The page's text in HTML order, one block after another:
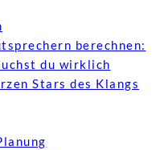
berechnen:
du wirklich
Stars des Klangs